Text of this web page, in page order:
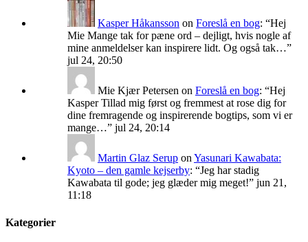
Kasper Håkansson on Foreslå en bog: “Hej
Mie Mange tak for pæne ord – dejligt, hvis nogle af
mine anmeldelser kan inspirere lidt. Og også tak…”
jul 24, 20:50
Mie Kjær Petersen on Foreslå en bog: “Hej
Kasper Tillad mig først og fremmest at rose dig for
dine fremragende og inspirerende bogtips, som vi er
mange…” jul 24, 20:14
Martin Glaz Serup on Yasunari Kawabata:
Kyoto – den gamle kejserby: “Jeg har stadig
Kawabata til gode; jeg glæder mig meget!” jun 21,
11:18
Kategorier